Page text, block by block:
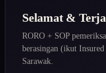
Selamat &
RORO + SOP
berasingan (ikut
Sarawak.